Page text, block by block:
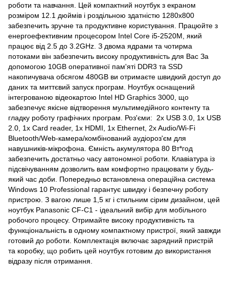
роботи та навчання. Цей компактний ноутбук з екраном
розміром 12.1 дюймів і роздільною здатністю 1280x800
забезпечить зручне та продуктивне користування. Працюйте з
енергоефективним процесором Intel Core i5-2520М, який
працює від 2.5 до 3.2GHz. З двома ядрами та чотирма
потоками він забезпечить високу продуктивність для Вас За
допомогою 10GB оперативної пам'яті DDR3 та SSD
накопичувача обсягом 480GB ви отримаєте швидкий доступ до
даних та миттєвий запуск програм. Ноутбук оснащений
інтегрованою відеокартою Intel HD Graphics 3000, що
забезпечує якісне відтворення мультимедійного контенту та
гладку роботу графічних програм. Роз'єми: 2x USB 3.0, 1x USB
2.0, 1x Card reader, 1x HDMI, 1x Ethernet, 2x Audio/Wi-Fi
Bluetooth/Web-камера/комбінований аудіороз'єм для
навушників-мікрофона. Ємність акумулятора 80 Вт*год
забезпечить достатньо часу автономної роботи. Клавіатура із
підсвічуванням дозволить вам комфортно працювати у будь-
який час доби. Попередньо встановлена операційна система
Windows 10 Professional гарантує швидку і безпечну роботу
пристрою. З вагою лише 1,5 кг і стильним сірим дизайном, цей
ноутбук Panasonic CF-С1 - ідеальний вибір для мобільного
робочого процесу. Отримайте високу продуктивність та
функціональність в одному компактному пристрої, який завжди
готовий до роботи. Комплектація включає зарядний пристрій
та коробку, що робить цей ноутбук готовим до використання
відразу після отримання.